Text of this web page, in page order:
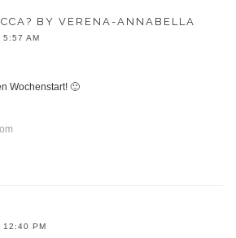
BY VERENA-ANNABELLA
AM
Wochenstart! 🙂
PM